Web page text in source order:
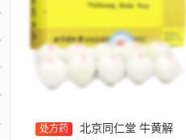
一品红 大洋
冰叶 三九
处方药
北京同仁堂 牛黄解